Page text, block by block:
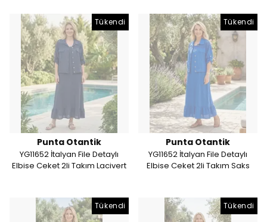
Tükendi
Punta Otantik
YG11652 İtalyan File Detaylı
Elbise Ceket 2li Takım Lacivert
Tükendi
Punta Otantik
YG11652 İtalyan File Detaylı
Elbise Ceket 2li Takım Saks
Tükendi Tükendi